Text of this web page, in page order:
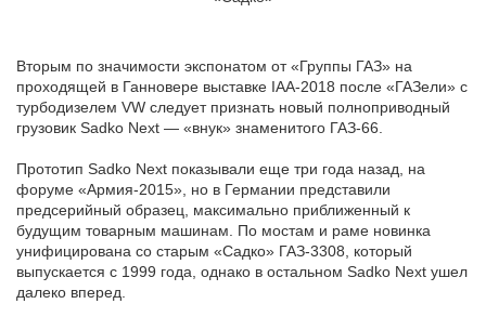
Контакты
Производство автофургонов
Автомобили
+7 (4162) 22-95-09
Запчасти
+7 (4162) 22-95-79
Вторым по значимости экспонатом от «Группы ГАЗ» на
проходящей в Ганновере выставке IAA-2018 после «ГАЗели» с
турбодизелем VW следует признать новый полноприводный
грузовик Sadko Next — «внук» знаменитого ГАЗ-66.
Прототип Sadko Next показывали еще три года назад, на
форуме «Армия-2015», но в Германии представили
предсерийный образец, максимально приближенный к
будущим товарным машинам. По мостам и раме новинка
унифицирована со старым «Садко» ГАЗ-3308, который
выпускается с 1999 года, однако в остальном Sadko Next ушел
далеко вперед.